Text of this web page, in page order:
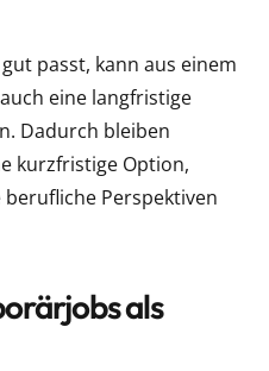
passt, kann aus einem
eine langfristige
Dadurch bleiben
kurzfristige Option,
Perspektiven
als